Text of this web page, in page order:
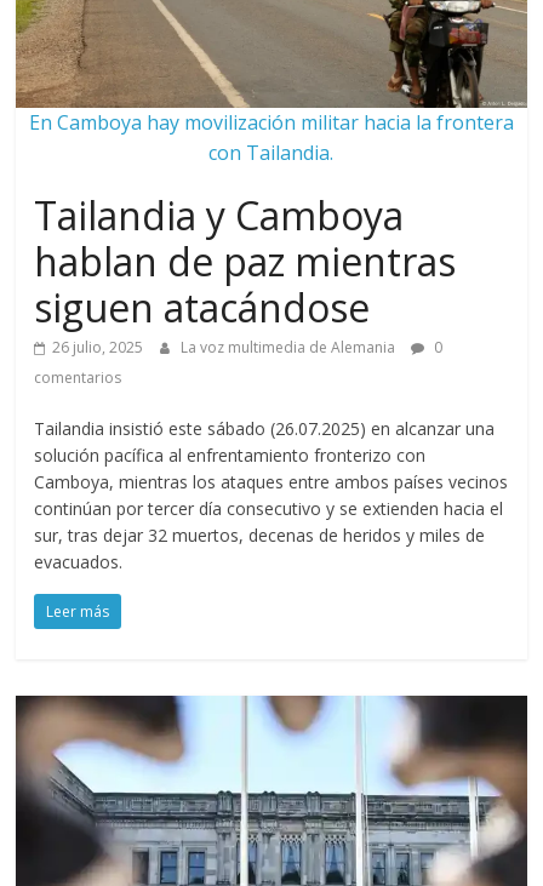
En Camboya hay movilización militar hacia la frontera
con Tailandia.
Tailandia y Camboya
hablan de paz mientras
siguen atacándose
26 julio, 2025 La voz multimedia de Alemania
0
comentarios
Tailandia insistió este sábado (26.07.2025) en alcanzar una
solución pacífica al enfrentamiento fronterizo con
Camboya, mientras los ataques entre ambos países vecinos
continúan por tercer día consecutivo y se extienden hacia el
sur, tras dejar 32 muertos, decenas de heridos y miles de
evacuados.
Leer más